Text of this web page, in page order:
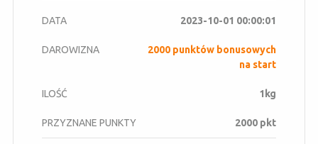
2023-10-01 00:00:01
2000 punktów bonusowych
na start
1kg
2000 pkt